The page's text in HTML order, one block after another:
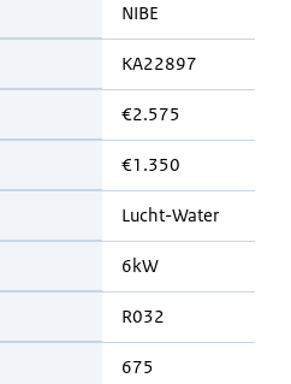
NIBE
KA22897
€2.575
€1.350
Lucht-Water
6kW
R032
675